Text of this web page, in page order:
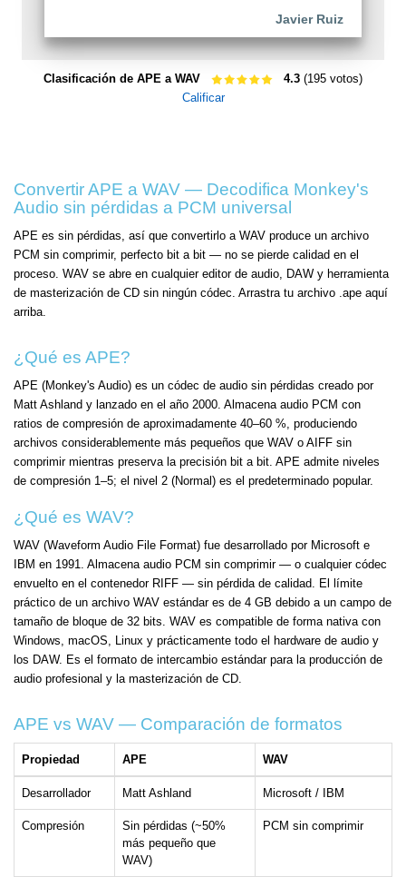
Javier Ruiz
Clasificación de APE a WAV 4.3 (195 votos)
Calificar
Convertir APE a WAV — Decodifica Monkey's
Audio sin pérdidas a PCM universal
APE es sin pérdidas, así que convertirlo a WAV produce un archivo
PCM sin comprimir, perfecto bit a bit — no se pierde calidad en el
proceso. WAV se abre en cualquier editor de audio, DAW y herramienta
de masterización de CD sin ningún códec. Arrastra tu archivo .ape aquí
arriba.
¿Qué es APE?
APE (Monkey's Audio) es un códec de audio sin pérdidas creado por
Matt Ashland y lanzado en el año 2000. Almacena audio PCM con
ratios de compresión de aproximadamente 40–60 %, produciendo
archivos considerablemente más pequeños que WAV o AIFF sin
comprimir mientras preserva la precisión bit a bit. APE admite niveles
de compresión 1–5; el nivel 2 (Normal) es el predeterminado popular.
¿Qué es WAV?
WAV (Waveform Audio File Format) fue desarrollado por Microsoft e
IBM en 1991. Almacena audio PCM sin comprimir — o cualquier códec
envuelto en el contenedor RIFF — sin pérdida de calidad. El límite
práctico de un archivo WAV estándar es de 4 GB debido a un campo de
tamaño de bloque de 32 bits. WAV es compatible de forma nativa con
Windows, macOS, Linux y prácticamente todo el hardware de audio y
los DAW. Es el formato de intercambio estándar para la producción de
audio profesional y la masterización de CD.
APE vs WAV — Comparación de formatos
Propiedad APE WAV
Desarrollador Matt Ashland Microsoft / IBM
Compresión
Sin pérdidas (~50%
más pequeño que
WAV)
PCM sin comprimir